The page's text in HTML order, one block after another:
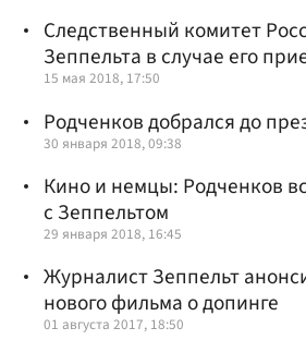
Следственный комитет
Зеппельта в случае его
15 мая 2018, 17:50
Родченков добрался до
30 января 2018, 09:38
Кино и немцы: Родченков
с Зеппельтом
29 января 2018, 16:45
Журналист Зеппельт
нового фильма о допинге
01 августа 2017, 18:50